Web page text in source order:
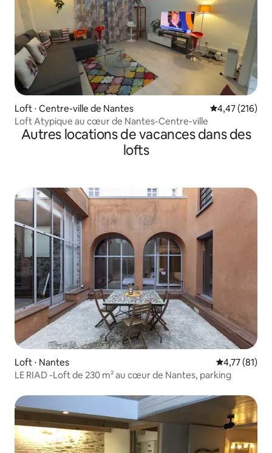
Loft ⋅ Centre-ville de Nantes Évaluation
4,47 (216)
Loft Atypique au cœur de Nantes-Centre-ville
Autres locations de vacances dans des
lofts
Loft ⋅ Nantes Évaluation
4,77 (81)
LE RIAD -Loft de 230 m² au cœur de Nantes, parking